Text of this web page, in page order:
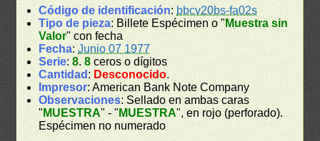
Código de identificación: bbcv20bs-fa02s
Tipo de pieza: Billete Espécimen o " Muestra sin
Valor" con fecha
Fecha:Junio 07 1977
Serie:8.8 ceros o dígitos
Cantidad : Desconocido.
Impresor: American Bank Note Company
Observaciones: Sellado en ambas caras
" MUESTRA" - " MUESTRA", en rojo (perforado).
Espécimen no numerado